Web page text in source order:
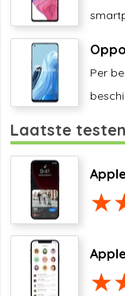
Per
Laatste testen